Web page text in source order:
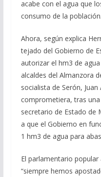
acabe con el agua que
consumo de la población.
Ahora, según explica
tejado del Gobierno de
autorizar el hm3 de
alcaldes del Almanzora
socialista de Serón,
comprometiera, tras
secretario de Estado de
a que el Gobierno en
1 hm3 de agua para
El parlamentario
“siempre hemos